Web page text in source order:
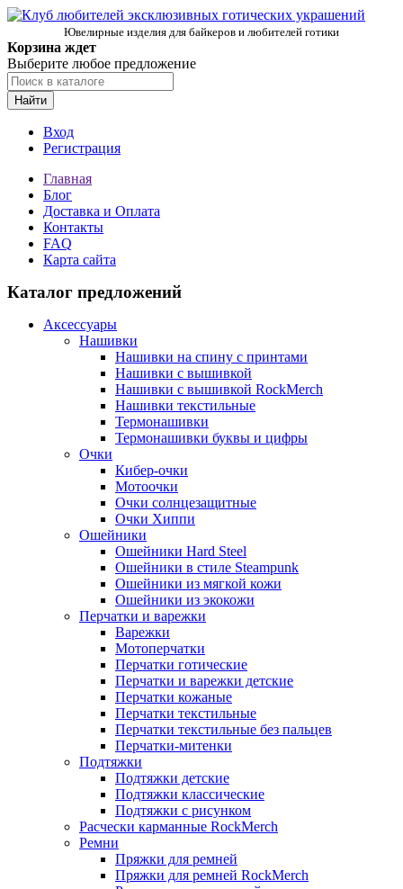
Ювелирные изделия для байкеров и любителей готики
Корзина ждет
Выберите любое предложение
Найти
Вход
Регистрация
Главная
Блог
Доставка и Оплата
Контакты
FAQ
Карта сайта
Каталог предложений
Аксессуары
Нашивки
Нашивки на спину с принтами
Нашивки с вышивкой
Нашивки с вышивкой RockMerch
Нашивки текстильные
Термонашивки
Термонашивки буквы и цифры
Очки
Кибер-очки
Мотоочки
Очки солнцезащитные
Очки Хиппи
Ошейники
Ошейники Hard Steel
Ошейники в стиле Steampunk
Ошейники из мягкой кожи
Ошейники из экокожи
Перчатки и варежки
Варежки
Мотоперчатки
Перчатки готические
Перчатки и варежки детские
Перчатки кожаные
Перчатки текстильные
Перчатки текстильные без пальцев
Перчатки-митенки
Подтяжки
Подтяжки детские
Подтяжки классические
Подтяжки с рисунком
Расчески карманные RockMerch
Ремни
Пряжки для ремней
Пряжки для ремней RockMerch